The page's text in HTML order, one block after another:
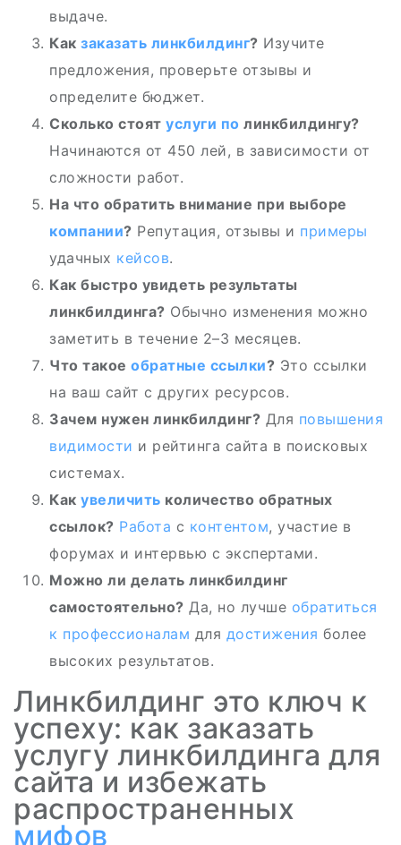
выдаче.
Как заказать линкбилдинг? Изучите
предложения, проверьте отзывы и
определите бюджет.
Сколько стоят услуги по линкбилдингу?
Начинаются от 450 лей, в зависимости от
сложности работ.
На что обратить внимание при выборе
компании? Репутация, отзывы и примеры
удачных кейсов.
Как быстро увидеть результаты
линкбилдинга? Обычно изменения можно
заметить в течение 2–3 месяцев.
Что такое обратные ссылки? Это ссылки
на ваш сайт с других ресурсов.
Зачем нужен линкбилдинг? Для повышения
видимости и рейтинга сайта в поисковых
системах.
Как увеличить количество обратных
ссылок? Работа с контентом, участие в
форумах и интервью с экспертами.
Можно ли делать линкбилдинг
самостоятельно? Да, но лучше обратиться
к профессионалам для достижения более
высоких результатов.
Линкбилдинг это ключ к
успеху: как заказать
услугу линкбилдинга для
сайта и избежать
распространенных
мифов